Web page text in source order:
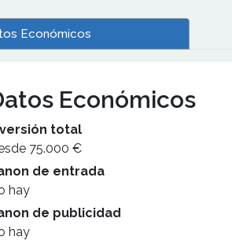
Económicos
Económicos
total
75.000 €
de entrada
hay
de publicidad
hay